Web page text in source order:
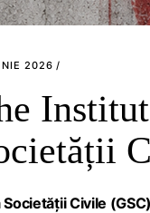
2026
Societății Civile